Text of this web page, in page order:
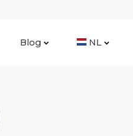
Blog NL